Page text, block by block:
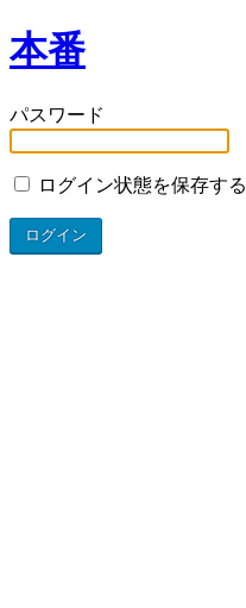
本番
パスワード
ログイン状態を保存する